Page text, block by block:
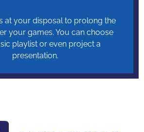
at your disposal to prolong the
your games. You can choose
playlist or even project a
presentation.